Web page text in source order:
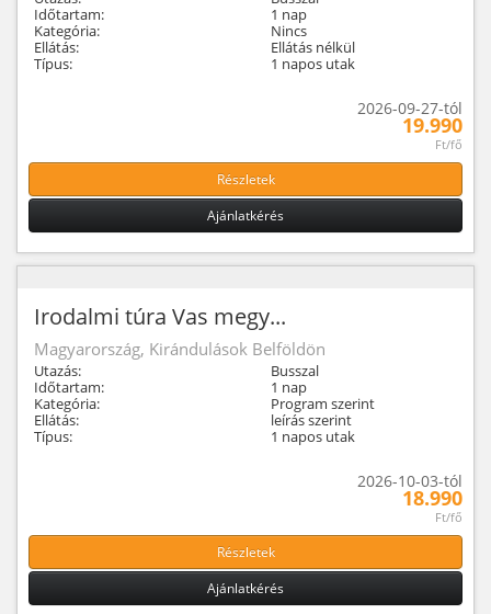
Időtartam:
1 nap
Kategória:
Nincs
Ellátás:
Ellátás nélkül
Típus:
1 napos utak
2026-09-27-tól
19.990
Ft/fő
Részletek
Ajánlatkérés
Irodalmi túra Vas megy...
Magyarország, Kirándulások Belföldön
Utazás:
Busszal
Időtartam:
1 nap
Kategória:
Program szerint
Ellátás:
leírás szerint
Típus:
1 napos utak
2026-10-03-tól
18.990
Ft/fő
Részletek
Ajánlatkérés